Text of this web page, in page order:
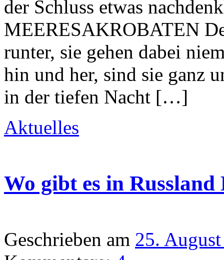
der Schluss etwas
MEERESAKROBATEN
runter, sie gehen dabei
hin und her, sind sie ganz
in der tiefen Nacht […]
Aktuelles
Wo gibt es in Russland
Geschrieben am 25.